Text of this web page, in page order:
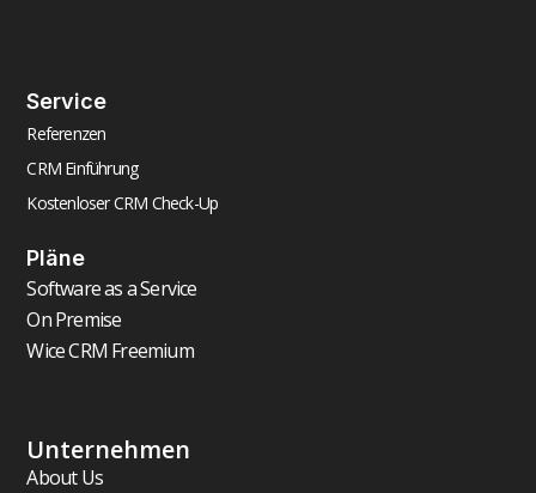
Service
Referenzen
CRM Einführung
Kostenloser CRM Check-Up
Pläne
Software as a Service
On Premise
Wice CRM Freemium
Unternehmen
About Us